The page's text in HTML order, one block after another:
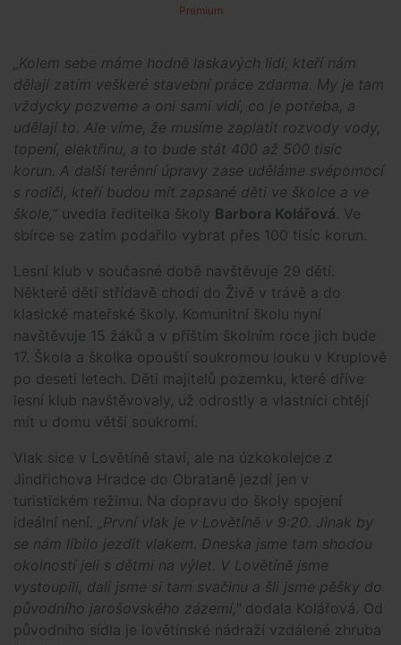
Premium
„Kolem sebe máme hodně laskavých lidí, kteří nám
dělají zatím veškeré stavební práce zdarma. My je tam
vždycky pozveme a oni sami vidí, co je potřeba, a
udělají to. Ale víme, že musíme zaplatit rozvody vody,
topení, elektřinu, a to bude stát 400 až 500 tisíc
korun. A další terénní úpravy zase uděláme svépomocí
s rodiči, kteří budou mít zapsané děti ve školce a ve
škole,” uvedla ředitelka školy Barbora Kolářová. Ve
sbírce se zatím podařilo vybrat přes 100 tisíc korun.
Lesní klub v současné době navštěvuje 29 dětí.
Některé děti střídavě chodí do Živě v trávě a do
klasické mateřské školy. Komunitní školu nyní
navštěvuje 15 žáků a v příštím školním roce jich bude
17. Škola a školka opouští soukromou louku v Kruplově
po deseti letech. Děti majitelů pozemku, které dříve
lesní klub navštěvovaly, už odrostly a vlastníci chtějí
mít u domu větší soukromí.
Vlak sice v Lovětíně staví, ale na úzkokolejce z
Jindřichova Hradce do Obrataně jezdí jen v
turistickém režimu. Na dopravu do školy spojení
ideální není.
„První vlak je v Lovětíně v 9:20. Jinak by
se nám líbilo jezdit vlakem. Dneska jsme tam shodou
okolností jeli s dětmi na výlet. V Lovětíně jsme
vystoupili, dali jsme si tam svačinu a šli jsme pěšky do
původního jarošovského zázemí," dodala Kolářová. Od
původního sídla je lovětínské nádraží vzdálené zhruba